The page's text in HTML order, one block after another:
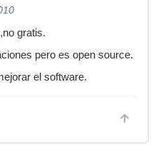
gratis.
pero es open source.
el software.